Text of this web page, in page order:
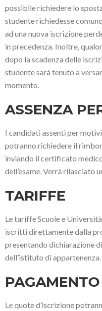
possibile richiedere lo
studente richiedesse
ad una nuova iscrizione
in precedenza. Inoltre,
dopo la scadenza delle
studente sarà tenuto a
momento.
ASSENZA
I candidati assenti per
potranno richiedere il
inviando il certificato
dell’esame. Verrà rilasciato
TARIFFE
Le tariffe Scuole e
iscritti direttamente dalla
presentando dichiarazione
dell’istituto di appartenenza.
Le quote d’iscrizione